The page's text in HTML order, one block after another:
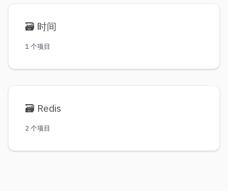
🗃️ 时间
1 个项目
🗃️ Redis
2 个项目